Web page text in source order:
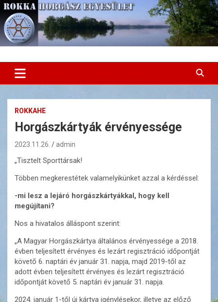
Skip
content
Rokka Horgász Egyesület
ROKKAHE
Horgászkártyák érvényessége
2023.11.26. admin
„Tisztelt Sporttársak!
Többen megkerestétek valamelyikünket azzal a kérdéssel:
-mi lesz a lejáró horgászkártyákkal, hogy kell
megújítani?
Nos a hivatalos álláspont szerint:
„A Magyar Horgászkártya általános érvényessége a 2018.
évben teljesített érvényes és lezárt regisztráció időpontját
követő 6. naptári év január 31. napja, majd 2019-től az
adott évben teljesített érvényes és lezárt regisztráció
időpontját követő 5. naptári év január 31. napja.
2024. január 1-től új kártya igénylésekor, illetve az előző